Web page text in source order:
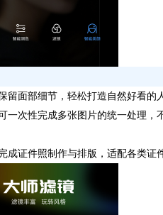
面部细节，轻松打造自然好看的人
次性完成多张图片的统一处理，
证件照制作与排版，适配各类证件